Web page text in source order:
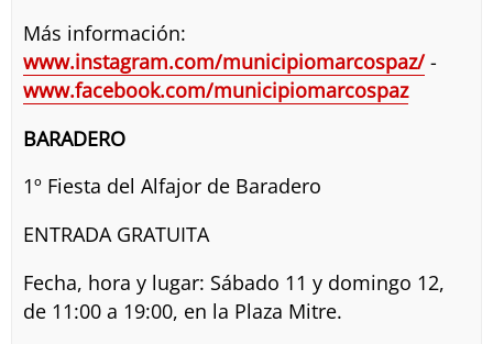
Más información:
www.instagram.com/municipiomarcospaz/-
www.facebook.com/municipiomarcospaz
BARADERO
1º Fiesta del Alfajor de Baradero
ENTRADA GRATUITA
Fecha, hora y lugar: Sábado 11 y domingo 12,
de 11:00 a 19:00, en la Plaza Mitre.